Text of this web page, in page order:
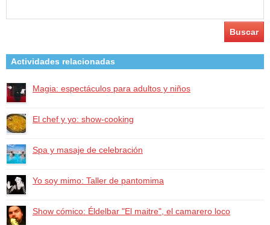
Actividades relacionadas
Magia: espectáculos para adultos y niños
El chef y yo: show-cooking
Spa y masaje de celebración
Yo soy mimo: Taller de pantomima
Show cómico: Éldelbar "El maitre", el camarero loco